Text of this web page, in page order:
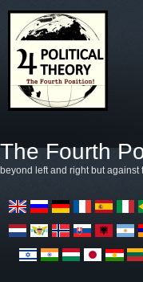
The Fourth
beyond left and right but against